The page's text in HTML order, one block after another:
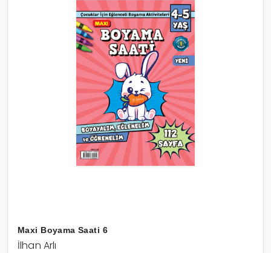
Maxi Boyama Saati 6
İlhan Arlı